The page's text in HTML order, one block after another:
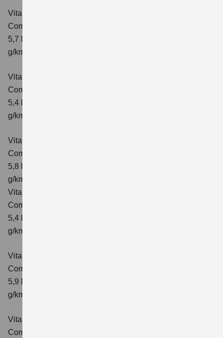
Vitara 1.4 BOOSTERJET HYBRID AT
Comfort+
5,7 l/100km; kombinierter Wert der CO₂-Emission: 130
g/km; CO₂-Klasse: D
Vitara 1.4 BOOSTERJET HYBRID ALLGRIP
Comfort
5,4 l/100km; kombinierter Wert der CO₂-Emission: 129
g/km; CO₂-Klasse: D
Vitara 1.4 BOOSTERJET HYBRID ALLGRIP AT
Comfort
5,8 l/100 km; kombinierter Wert der CO₂-Emission: 137
g/km; CO₂-Klasse: E
Vitara 1.4 BOOSTERJET HYBRID ALLGRIP
Comfort+ Verbrauchswerte: kombinierter Energieverbrauch
5,4 l/100km; kombinierter Wert der CO₂-Emission: 129
g/km; CO₂-Klasse: D
Vitara 1.4 BOOSTERJET HYBRID ALLGRIP AT
Comfort+
5,9 l/100 km; kombinierter Wert der CO₂-Emission: 138
g/km; CO₂-Klasse: E
Vitara 1.5 DUALJET HYBRID AGS
Comfort